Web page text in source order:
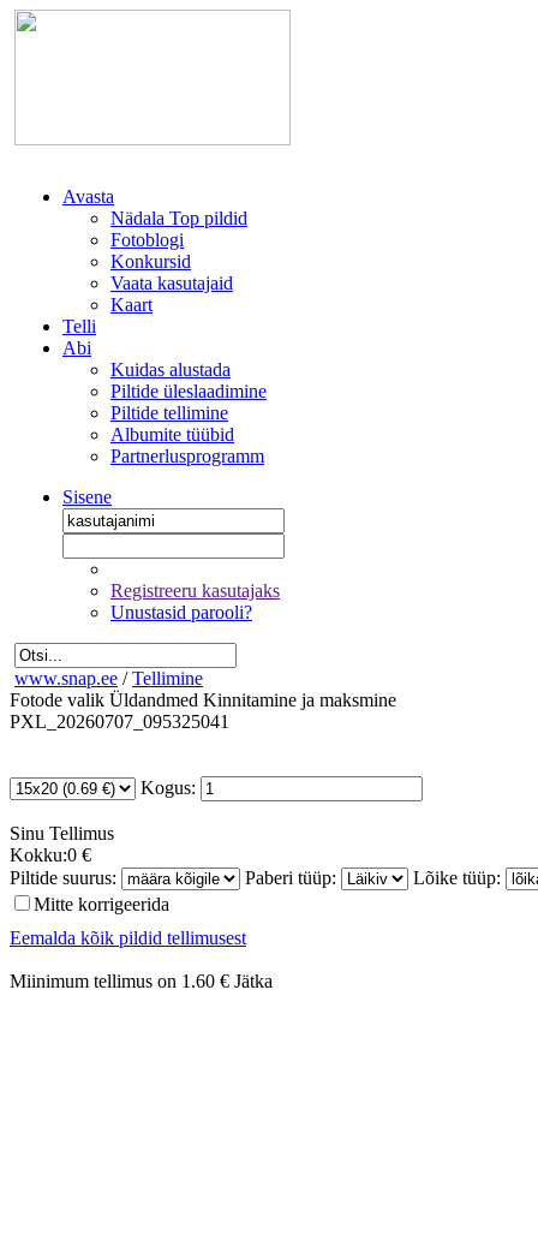
Avasta
Nädala Top pildid
Fotoblogi
Konkursid
Vaata kasutajaid
Kaart
Telli
Abi
Kuidas alustada
Piltide üleslaadimine
Piltide tellimine
Albumite tüübid
Partnerlusprogramm
Sisene
Registreeru kasutajaks
Unustasid parooli?
www.snap.ee / Tellimine
Fotode valik Üldandmed Kinnitamine ja maksmine
PXL_20260707_095325041
Kogus:
Sinu Tellimus
Kokku:0 €
Piltide suurus:
Paberi tüüp:
Lõike tüüp:
Mitte korrigeerida
Eemalda kõik pildid tellimusest
Miinimum tellimus on 1.60 € Jätka